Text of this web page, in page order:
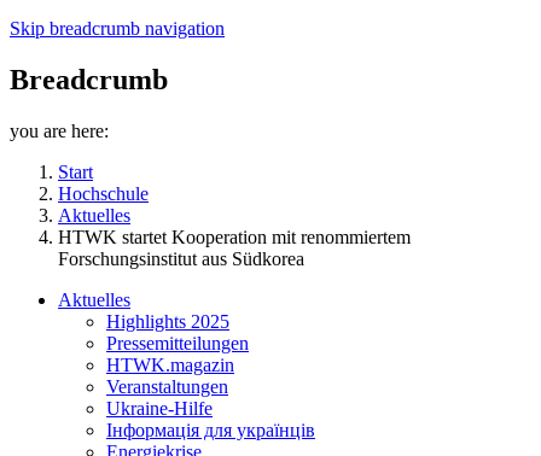
Skip breadcrumb navigation
Breadcrumb
you are here:
Start
Hochschule
Aktuelles
HTWK startet Kooperation mit renommiertem
Forschungsinstitut aus Südkorea
Aktuelles
Highlights 2025
Pressemitteilungen
HTWK.magazin
Veranstaltungen
Ukraine-Hilfe
Інформація для українців